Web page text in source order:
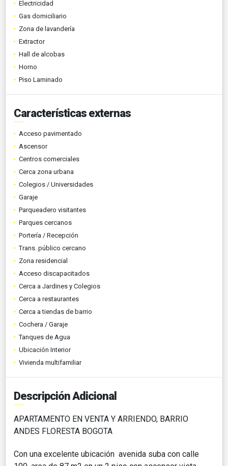
Electricidad
Gas domiciliario
Zona de lavandería
Extractor
Hall de alcobas
Horno
Piso Laminado
Características externas
Acceso pavimentado
Ascensor
Centros comerciales
Cerca zona urbana
Colegios / Universidades
Garaje
Parqueadero visitantes
Parques cercanos
Portería / Recepción
Trans. público cercano
Zona residencial
Acceso discapacitados
Cerca a Jardines y Colegios
Cerca a restaurantes
Cerca a tiendas de barrio
Cochera / Garaje
Tanques de Agua
Ubicación Interior
Vivienda multifamiliar
Descripción Adicional
APARTAMENTO EN VENTA Y ARRIENDO, BARRIO
ANDES FLORESTA BOGOTA
Con una excelente ubicación avenida suba con calle